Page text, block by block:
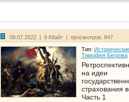
08.07.2022 | 9 Кбайт | просмотров: 847
Тип:
Тимофея Бегрова
на идеи
страхования
Часть 1